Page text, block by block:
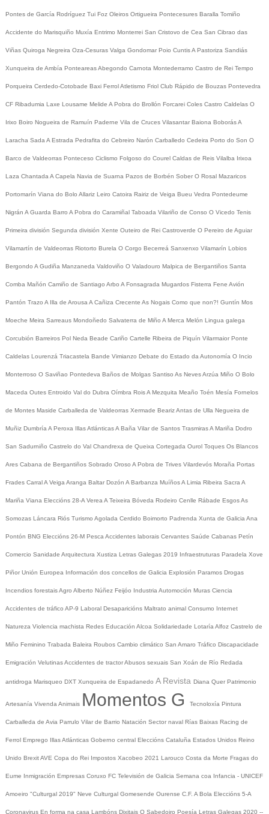
Pontes de García Rodríguez Tui Foz Oleiros Ortigueira Pontecesures Baralla Tomiño
Accidente do Marisquiño Muxía Entrimo Monterrei San Cristovo de Cea San Cibrao das
Viñas Quiroga Negreira Oza-Cesuras Valga Gondomar Poio CuntisA Pastoriza Sandiás
Xunqueira de Ambía PonteareasAbegondo Carnota Montederramo Castro de Rei Tempo
Porqueira Cerdedo-Cotobade Baxi FerrolAtletismo Friol Club Rápido de Bouzas Pontevedra
CF Ribadumia Laxe Lousame Melide A Pobra do Brollón Forcarei Coles Castro Caldelas O
Irixo Boiro Nogueira de Ramuín Paderne Vila de Cruces Vilasantar Baiona BoborásA
Laracha Sada A Estrada Pedrafita do Cebreiro Narón Carballedo Cedeira Porto do Son O
Barco de Valdeorras Ponteceso Ciclismo Folgoso do Courel Caldas de Reis Vilalba Irixoa
Laza Chantada A Capela Navia de Suarna Pazos de Borbén Sober O Rosal Mazaricos
Portomarín Viana do Bolo Allariz Leiro Catoira Rairiz de Veiga Bueu Vedra Pontedeume
Nigrán A Guarda Barro A Pobra do Caramiñal Taboada Vilariño de Conso O Vicedo Tenis
Primeira división Segunda división Xente Outeiro de Rei Castroverde O Pereiro de Aguiar
Vilamartín de Valdeorras Riotorto Burela O Corgo Becerreá Sanxenxo Vilamarín Lobios
Bergondo A Gudiña Manzaneda Valdoviño O Valadouro Malpica de Bergantiños Santa
Comba Mañón Camiño de Santiago Arbo A Fonsagrada Mugardos Fisterra Fene Avión
Pantón Trazo A Illa de Arousa A Cañiza Crecente As Nogais Como que non?! Guntín Mos
Moeche Meira Sarreaus Mondoñedo Salvaterra de Miño A Merca Melón Lingua galega
Corcubión Barreiros Pol Neda Beade Cariño Cartelle Ribeira de Piquín Vilarmaior Ponte
Caldelas Lourenzá Triacastela Bande Vimianzo Debate do Estado da Autonomía O Incio
Monterroso O Saviñao Pontedeva Baños de Molgas Santiso As NevesArzúa Miño O Bolo
Maceda Outes Entroido Val do Dubra Oímbra RoisA Mezquita Meaño Toén Mesía Fornelos
de Montes Maside Carballeda de Valdeorras Xermade BearizAntas de Ulla Negueira de
Muñiz Dumbría A Peroxa Illas AtlánticasA Baña Vilar de Santos TrasmirasA Mariña Dodro
San Sadurniño Castrelo do Val Chandrexa de Queixa Cortegada Ourol Toques Os Blancos
Ares Cabana de Bergantiños Sobrado Oroso A Pobra de Trives Vilardevós Moraña Portas
Frades CarralA Veiga Aranga Baltar Dozón A Barbanza MuíñosA Limia Ribeira Sacra A
Mariña Viana Eleccións 28-A Verea A Teixeira Bóveda Rodeiro Cenlle Rábade EsgosAs
Somozas Láncara Riós Turismo Agolada Cerdido Boimorto Padrenda Xunta de Galicia Ana
Pontón BNG Eleccións 26-M Pesca Accidentes laborais Cervantes Saúde Cabanas Petín
Comercio Sanidade Arquitectura Xustiza Letras Galegas 2019 Infraestruturas Paradela Xove
Piñor Unión Europea Información dos concellos de Galicia Explosión Paramos Drogas
Incendios forestaisAgro Alberto Núñez Feijóo Industria Automoción Muras Ciencia
Accidentes de tráfico AP-9 Laboral Desaparicións Maltrato animal Consumo Internet
Natureza Violencia machista Redes Educación Alcoa Solidariedade Lotaría Alfoz Castrelo de
Miño Feminino Trabada Baleira Roubos Cambio climático San Amaro Tráfico Discapacidade
Emigración VelutinasAccidentes de tractorAbusos sexuais San Xoán de Río Redada
antidroga Marisqueo DXT Xunqueira de Espadanedo A Revista Diana Quer Patrimonio
Artesanía Vivenda Animais Momentos G Tecnoloxía Pintura
Carballeda de Avia Parrulo Vilar de Barrio Natación Sector naval Rías Baixas Racing de
Ferrol Emprego Illas Atlánticas Goberno central Eleccións Cataluña Estados Unidos Reino
Unido BrexitAVE Copa do Rei Impostos Xacobeo 2021 Larouco Costa da Morte Fragas do
Eume Inmigración Empresas Coruxo FC Televisión de Galicia Semana coa Infancia - UNICEF
Amoeiro "Culturgal 2019" Neve Culturgal Gomesende Ourense C.F. A Bola Eleccións 5-A
Coronavirus En forma na casa Lambóns Dixitais O Sabedoiro Poesía Letras Galegas 2020 --